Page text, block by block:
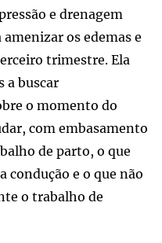
e drenagem
os edemas e
trimestre. Ela
a buscar
o momento do
com embasamento
de parto, o que
condução e o que não
o trabalho de